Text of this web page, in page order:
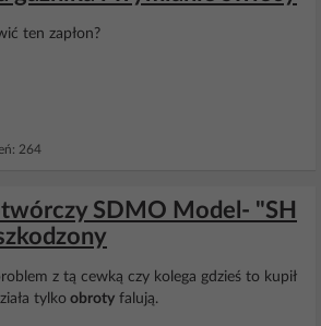
ten zapłon?
264
SDMO Model- "SH
z tą cewką czy kolega gdzieś to kupił
tylko obroty falują.